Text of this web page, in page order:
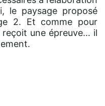
le paysage proposé
2. Et comme pour
une épreuve… il